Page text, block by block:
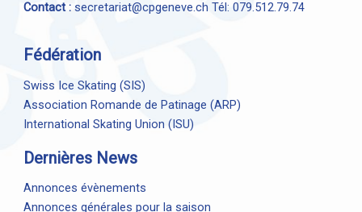
Contact : secretariat@cpgeneve.ch Tél: 079.512.79.74
Fédération
Swiss Ice Skating (SIS)
Association Romande de Patinage (ARP)
International Skating Union (ISU)
Dernières News
Annonces évènements
Annonces générales pour la saison